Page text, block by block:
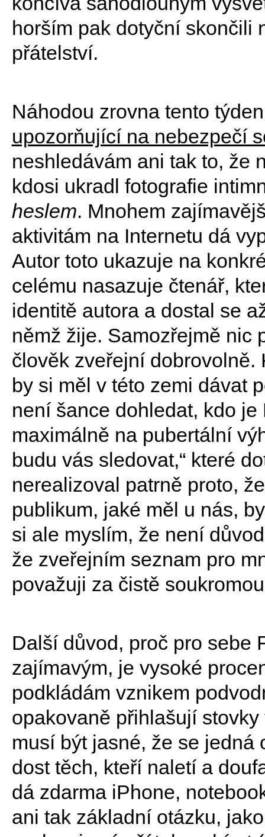
horším pak dotyční skončili
přátelství.
Náhodou zrovna tento
upozorňující na nebezpečí
neshledávám ani tak to, že
kdosi ukradl fotografie
heslem. Mnohem
aktivitám na Internetu dá
Autor toto ukazuje na
celému nasazuje čtenář,
identitě autora a dostal se
němž žije. Samozřejmě nic
člověk zveřejní dobrovolně.
by si měl v této zemi dávat
není šance dohledat, kdo
maximálně na pubertální
budu vás sledovat,“ které
nerealizoval patrně proto,
publikum, jaké měl u nás,
si ale myslím, že není
že zveřejním seznam pro
považuji za čistě
Další důvod, proč pro sebe
zajímavým, je vysoké
podkládám vznikem
opakovaně přihlašují
musí být jasné, že se jedná
dost těch, kteří naletí a
dá zdarma iPhone,
ani tak základní otázku,